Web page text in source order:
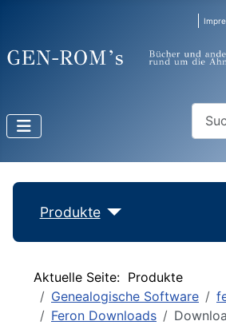
Produkte
Aktuelle Seite: Produkte
Genealogische Software
Feron Downloads